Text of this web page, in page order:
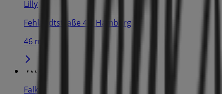
Lilly
Fehlandtstraße 43, Hamburg
46 m
Falke